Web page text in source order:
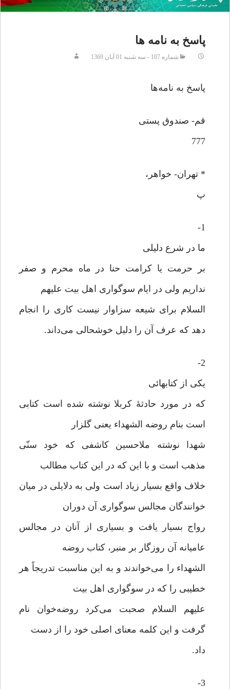
پاسخ به نامه ها
شماره 107 - سه شنبه 01 آبان 1369
پاسخ به نامه‌ها
قم- صندوق پستی
777
* تهران- خواهر،
پ
1-
ما در شرع دلیلی
بر حرمت یا کرامت حنا در ماه محرم و صفر
نداریم ولی در ایام سوگواری اهل بیت علیهم
السلام برای شیعه سزاوار نیست کاری را انجام
دهد که عرف آن را دلیل خوشحالی می‌داند.
2-
یکی از کتابهائی
که در مورد حادثۀ کربلا نوشته شده است کتابی
است بنام روضه الشهداء یعنی گلزار
شهدا نوشته ملاحسین کاشفی که خود سنّی
مذهب است و با این که در این کتاب مطالب
خلاف واقع بسیار زیاد است ولی به دلایلی در میان
خوانندگان مجالس سوگواری آن دوران
رواج بسیار یافت و بسیاری از آنان در مجالس
عامیانه آن روزگار بر منبر، کتاب روضه
الشهداء را می‌خواندند و به این مناسبت تدریجاً هر
خطیبی را که در سوگواری اهل بیت
علیهم السلام صحبت می‌کرد روضه‌خوان نام
گرفت و این کلمه معنای اصلی خود را از دست
داد.
3-